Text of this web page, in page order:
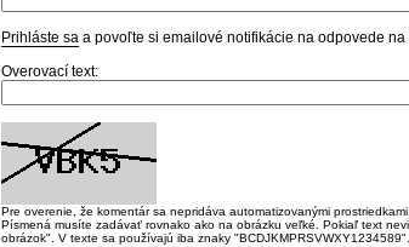
Prihláste sa a povoľte si emailové notifikácie na odpovede na
Overovací text:
Pre overenie, že komentár sa nepridáva automatizovanými
Písmená musíte zadávať rovnako ako na obrázku veľké. Pokiaľ text
obrázok". V texte sa používajú iba znaky "BCDJKMPRSVWXY1234589".